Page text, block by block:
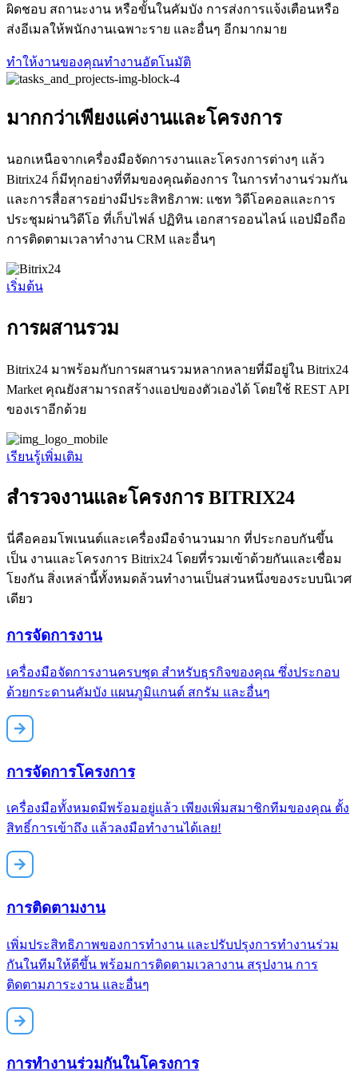
ผิดชอบ สถานะงาน หรือขั้นในคัมบัง การส่งการแจ้งเตือนหรือ
ส่งอีเมลให้พนักงานเฉพาะราย และอื่นๆ อีกมากมาย
ทำให้งานของคุณทำงานอัตโนมัติ
มากกว่าเพียงแค่งานและโครงการ
นอกเหนือจากเครื่องมือจัดการงานและโครงการต่างๆ แล้ว
Bitrix24 ก็มีทุกอย่างที่ทีมของคุณต้องการ ในการทำงานร่วมกัน
และการสื่อสารอย่างมีประสิทธิภาพ: แชท วิดีโอคอลและการ
ประชุมผ่านวิดีโอ ที่เก็บไฟล์ ปฏิทิน เอกสารออนไลน์ แอปมือถือ
การติดตามเวลาทำงาน CRM และอื่นๆ
เริ่มต้น
การผสานรวม
Bitrix24 มาพร้อมกับการผสานรวมหลากหลายที่มีอยู่ใน Bitrix24
Market คุณยังสามารถสร้างแอปของตัวเองได้ โดยใช้ REST API
ของเราอีกด้วย
เรียนรู้เพิ่มเติม
สำรวจงานและโครงการ BITRIX24
นี่คือคอมโพเนนต์และเครื่องมือจำนวนมาก ที่ประกอบกันขึ้น
เป็น งานและโครงการ Bitrix24 โดยที่รวมเข้าด้วยกันและเชื่อม
โยงกัน สิ่งเหล่านี้ทั้งหมดล้วนทำงานเป็นส่วนหนึ่งของระบบนิเวศ
เดียว
การจัดการงาน
เครื่องมือจัดการงานครบชุด สำหรับธุรกิจของคุณ ซึ่งประกอบ
ด้วยกระดานคัมบัง แผนภูมิแกนต์ สกรัม และอื่นๆ
การจัดการโครงการ
เครื่องมือทั้งหมดมีพร้อมอยู่แล้ว เพียงเพิ่มสมาชิกทีมของคุณ ตั้ง
สิทธิ์การเข้าถึง แล้วลงมือทำงานได้เลย!
การติดตามงาน
เพิ่มประสิทธิภาพของการทำงาน และปรับปรุงการทำงานร่วม
กันในทีมให้ดีขึ้น พร้อมการติดตามเวลางาน สรุปงาน การ
ติดตามภาระงาน และอื่นๆ
การทำงานร่วมกันในโครงการ